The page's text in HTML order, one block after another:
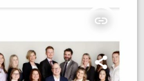
insert_link